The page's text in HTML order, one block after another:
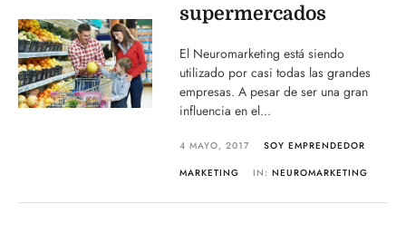
supermercados
El Neuromarketing está siendo
utilizado por casi todas las grandes
empresas. A pesar de ser una gran
influencia en el...
4 MAYO, 2017
SOY EMPRENDEDOR
MARKETING
IN:NEUROMARKETING